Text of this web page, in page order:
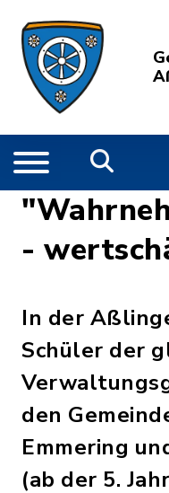
-
In der
Schüler der
den
Emmering
(ab der 5.